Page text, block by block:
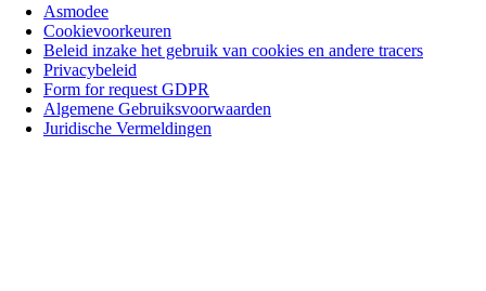
Asmodee
Cookievoorkeuren
Beleid inzake het gebruik van cookies en andere tracers
Privacybeleid
Form for request GDPR
Algemene Gebruiksvoorwaarden
Juridische Vermeldingen